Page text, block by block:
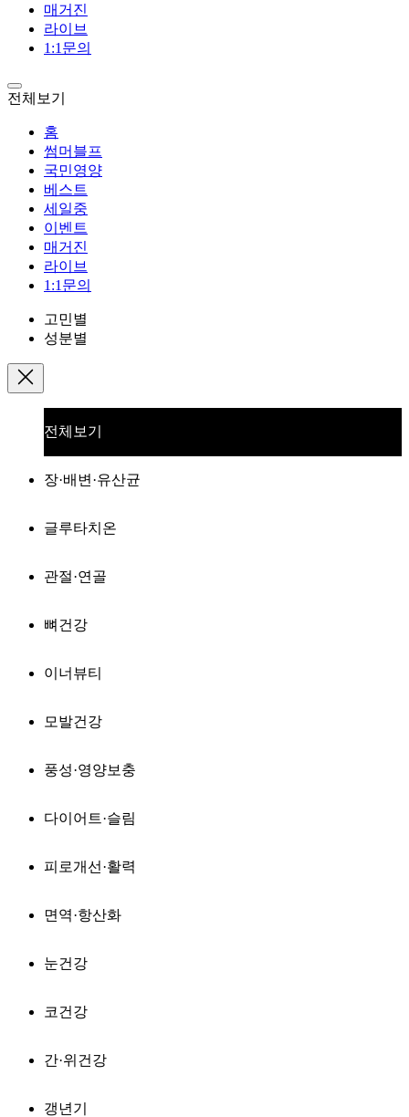
매거진
라이브
1:1문의
전체보기
홈
썸머블프
국민영양
베스트
세일중
이벤트
매거진
라이브
1:1문의
고민별
성분별
전체보기
장·배변·유산균
글루타치온
관절·연골
뼈건강
이너뷰티
모발건강
풍성·영양보충
다이어트·슬림
피로개선·활력
면역·항산화
눈건강
코건강
간·위건강
갱년기